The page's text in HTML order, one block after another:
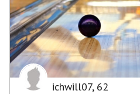
ichwill07, 62